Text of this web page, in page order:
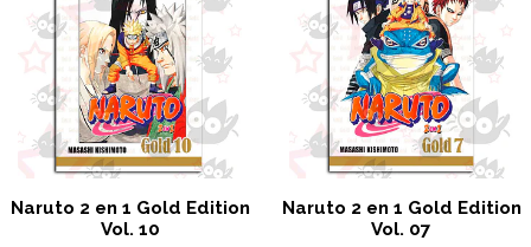
Naruto 2 en 1 Gold Edition
Vol. 10
Naruto 2 en 1 Gold Edition
Vol. 07